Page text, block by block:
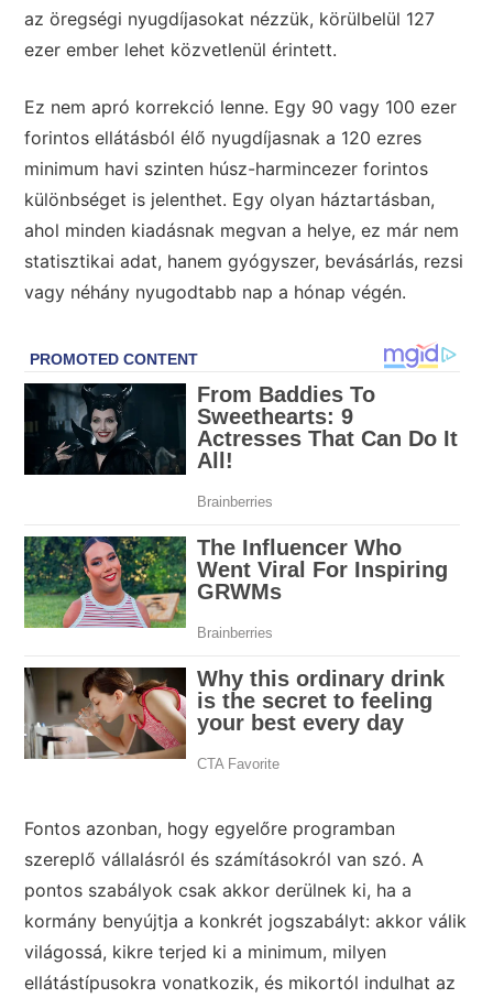
az öregségi nyugdíjasokat nézzük, körülbelül 127
ezer ember lehet közvetlenül érintett.
Ez nem apró korrekció lenne. Egy 90 vagy 100 ezer
forintos ellátásból élő nyugdíjasnak a 120 ezres
minimum havi szinten húsz-harmincezer forintos
különbséget is jelenthet. Egy olyan háztartásban,
ahol minden kiadásnak megvan a helye, ez már nem
statisztikai adat, hanem gyógyszer, bevásárlás, rezsi
vagy néhány nyugodtabb nap a hónap végén.
Fontos azonban, hogy egyelőre programban
szereplő vállalásról és számításokról van szó. A
pontos szabályok csak akkor derülnek ki, ha a
kormány benyújtja a konkrét jogszabályt: akkor válik
világossá, kikre terjed ki a minimum, milyen
ellátástípusokra vonatkozik, és mikortól indulhat az